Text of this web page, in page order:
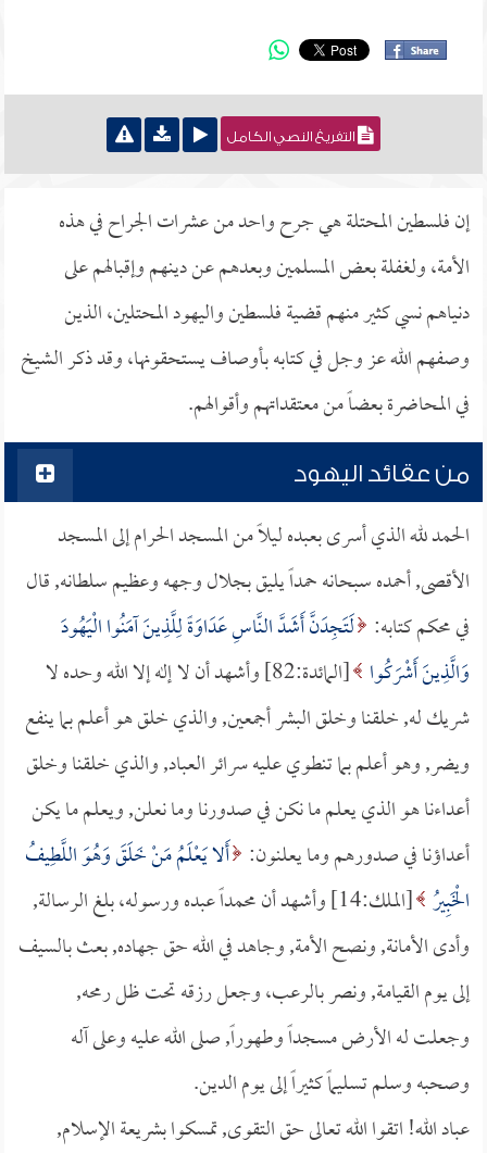
التفريغ النصي الكامل
إن فلسطين المحتلة هي جرح واحد من عشرات الجراح في هذه
الأمة، ولغفلة بعض المسلمين وبعدهم عن دينهم وإقبالهم على
دنياهم نسي كثير منهم قضية فلسطين واليهود المحتلين، الذين
وصفهم الله عز وجل في كتابه بأوصاف يستحقونها، وقد ذكر الشيخ
في المحاضرة بعضاً من معتقداتهم وأقوالهم.
من عقائد اليهود
الحمد لله الذي أسرى بعبده ليلاً من المسجد الحرام إلى المسجد
الأقصى, أحمده سبحانه حمداً يليق بجلال وجهه وعظيم سلطانه, قال
في محكم كتابه: لَتَجِدَنَّ أَشَدَّ النَّاسِ عَدَاوَةً لِلَّذِينَ آمَنُوا الْيَهُودَ
وَالَّذِينَ أَشْرَكُوا
[المائدة:82] وأشهد أن لا إله إلا الله وحده لا
شريك له, خلقنا وخلق البشر أجمعين, والذي خلق هو أعلم بما ينفع
ويضر, وهو أعلم بما تنطوي عليه سرائر العباد, والذي خلقنا وخلق
أعداءنا هو الذي يعلم ما نكن في صدورنا وما نعلن, ويعلم ما يكن
أعداؤنا في صدورهم وما يعلنون: أَلا يَعْلَمُ مَنْ خَلَقَ وَهُوَ اللَّطِيفُ
الْخَبِيرُ
[الملك:14] وأشهد أن محمداً عبده ورسوله، بلغ الرسالة,
وأدى الأمانة, ونصح الأمة, وجاهد في الله حق جهاده, بعث بالسيف
إلى يوم القيامة, ونصر بالرعب، وجعل رزقه تحت ظل رمحه,
وجعلت له الأرض مسجداً وطهوراً, صلى الله عليه وعلى آله
وصحبه وسلم تسليماً كثيراً إلى يوم الدين.
عباد الله! اتقوا الله تعالى حق التقوى, تمسكوا بشريعة الإسلام,